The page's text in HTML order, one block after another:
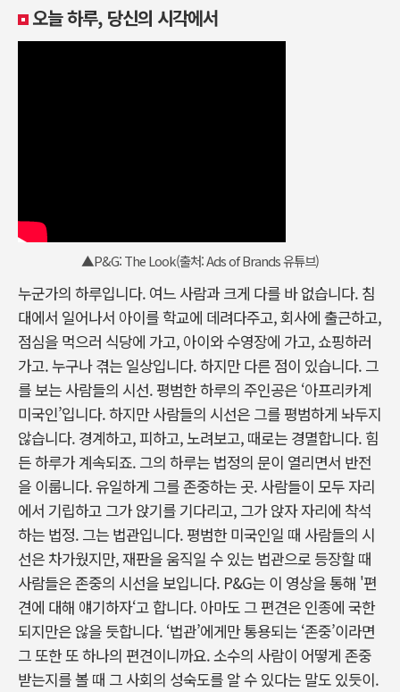
오늘 하루, 당신의 시각에서
▲P&G: The Look(출처: Ads of Brands 유튜브)
누군가의 하루입니다. 여느 사람과 크게 다를 바 없습니다. 침
대에서 일어나서 아이를 학교에 데려다주고, 회사에 출근하고,
점심을 먹으러 식당에 가고, 아이와 수영장에 가고, 쇼핑하러
가고. 누구나 겪는 일상입니다. 하지만 다른 점이 있습니다. 그
를 보는 사람들의 시선. 평범한 하루의 주인공은 ‘아프리카계
미국인’입니다. 하지만 사람들의 시선은 그를 평범하게 놔두지
않습니다. 경계하고, 피하고, 노려보고, 때로는 경멸합니다. 힘
든 하루가 계속되죠. 그의 하루는 법정의 문이 열리면서 반전
을 이룹니다. 유일하게 그를 존중하는 곳. 사람들이 모두 자리
에서 기립하고 그가 앉기를 기다리고, 그가 앉자 자리에 착석
하는 법정. 그는 법관입니다. 평범한 미국인일 때 사람들의 시
선은 차가웠지만, 재판을 움직일 수 있는 법관으로 등장할 때
사람들은 존중의 시선을 보입니다. P&G는 이 영상을 통해 '편
견에 대해 얘기하자‘고 합니다. 아마도 그 편견은 인종에 국한
되지만은 않을 듯합니다. ‘법관’에게만 통용되는 ‘존중’이라면
그 또한 또 하나의 편견이니까요. 소수의 사람이 어떻게 존중
받는지를 볼 때 그 사회의 성숙도를 알 수 있다는 말도 있듯이.